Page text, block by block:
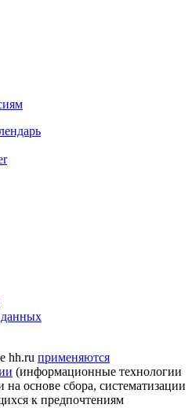
hh.ru применяются
(информационные технологии
основе сбора, систематизации
к предпочтениям